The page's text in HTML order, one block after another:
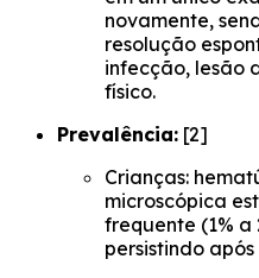
novamente,
resolução
infecção, lesão
físico.
Prevalência: [2]
Crianças:
microscópica
frequente (1% a
persistindo